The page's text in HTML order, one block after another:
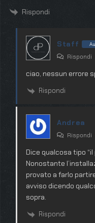
Rispondi
Staff
Rispondi
ciao, nessun errore
Rispondi
Andrea
Rispondi
Dice qualcosa tipo
Nonostante
provato a farlo
avviso dicendo
sopra.
Rispondi